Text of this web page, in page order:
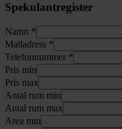
Spekulantregister
Namn *
Mailadress *
Telefonnummer *
Pris min
Pris max
Antal rum min
Antal rum max
Area min